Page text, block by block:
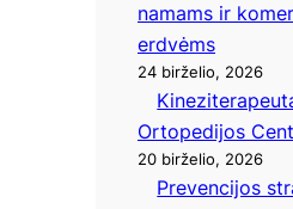
namams ir
erdvėms
24 birželio, 2026
Ortopedijos
20 birželio, 2026
Prevencijos